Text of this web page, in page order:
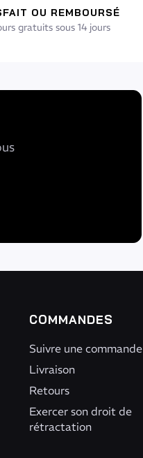
OU REMBOURSÉ
gratuits sous 14 jours
COMMANDES
Suivre une commande
Livraison
Retours
Exercer son droit de
rétractation